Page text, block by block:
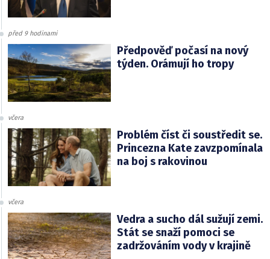
před 9 hodinami
Předpověď počasí na nový
týden. Orámují ho tropy
včera
Problém číst či soustředit se.
Princezna Kate zavzpomínala
na boj s rakovinou
včera
Vedra a sucho dál sužují zemi.
Stát se snaží pomoci se
zadržováním vody v krajině